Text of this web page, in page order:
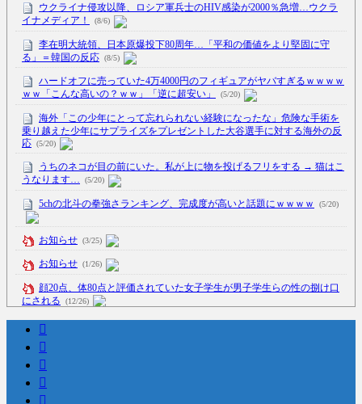
ウクライナ侵攻以降、ロシア軍兵士のHIV感染が2000％急増…ウクラ
イナメディア！
(8/6)
李在明大統領、日本原爆投下80周年…「平和の価値をより堅固に守
る」＝韓国の反応 (8/5)
ハードオフに売っていた4万4000円のフィギュアがヤバすぎるｗｗｗｗ
ｗｗ「こんな高いの？ｗｗ」「逆に超安い」
(5/20)
海外「この少年にとって忘れられない経験になったな」危険な手術を
乗り越えた少年にサプライズをプレゼントした大谷選手に対する海外の反
応 (5/20)
うちのネコが目の前にいた。私が上に物を投げるフリをする → 猫はこ
うなります…
(5/20)
5chの北斗の拳強さランキング、完成度が高いと話題にｗｗｗｗ (5/20)
お知らせ (3/25)
お知らせ (1/26)
顔20点、体80点と評価されていた女子学生が男子学生らの性の捌け口
にされる
(12/26)
【中国】処理水の問題化狙うも不発？ASEAN関連会合で賛同広がらず
(7/13)